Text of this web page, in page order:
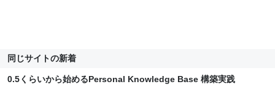
同じサイトの新着
0.5くらいから始めるPersonal Knowledge Base 構築実践